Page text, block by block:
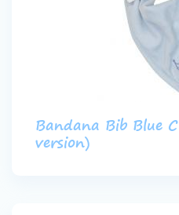
Bandana Bib Blue
version)